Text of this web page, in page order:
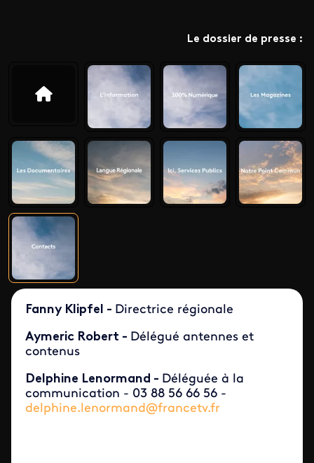
Le dossier de presse :
Fanny Klipfel - Directrice régionale
Aymeric Robert - Délégué antennes et
contenus
Delphine Lenormand - Déléguée à la
communication - 03 88 56 66 56 -
delphine.lenormand@francetv.fr